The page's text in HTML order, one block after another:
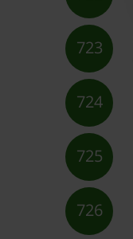
723
724
725
726